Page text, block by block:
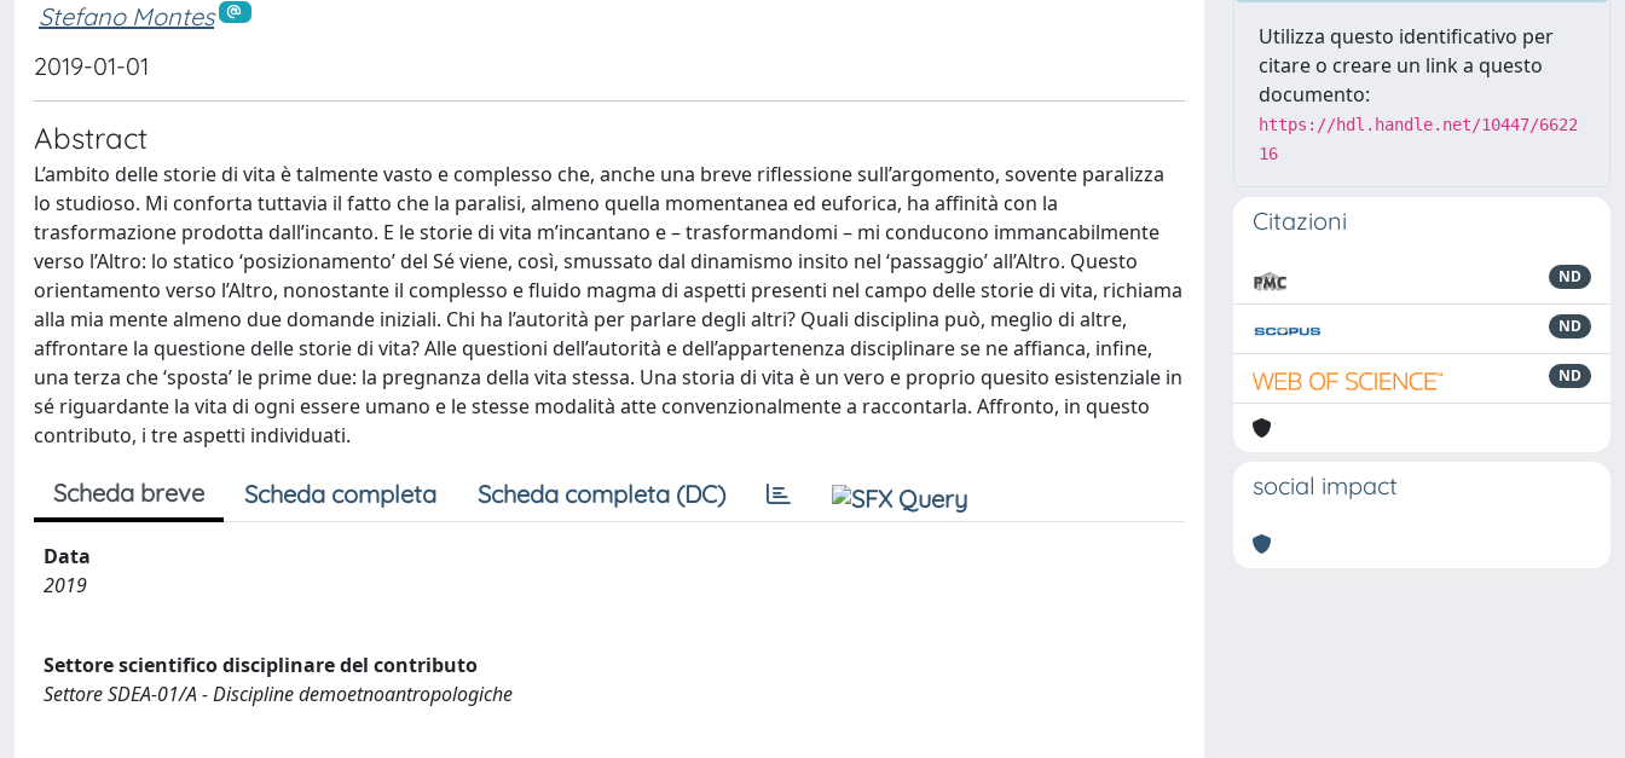
Stefano Montes
2019-01-01
Abstract
L’ambito delle storie di vita è talmente vasto e complesso che, anche una breve riflessione sull’argomento, sovente paralizza
lo studioso. Mi conforta tuttavia il fatto che la paralisi, almeno quella momentanea ed euforica, ha affinità con la
trasformazione prodotta dall’incanto. E le storie di vita m’incantano e – trasformandomi – mi conducono immancabilmente
verso l’Altro: lo statico ‘posizionamento’ del Sé viene, così, smussato dal dinamismo insito nel ‘passaggio’ all’Altro. Questo
orientamento verso l’Altro, nonostante il complesso e fluido magma di aspetti presenti nel campo delle storie di vita, richiama
alla mia mente almeno due domande iniziali. Chi ha l’autorità per parlare degli altri? Quali disciplina può, meglio di altre,
affrontare la questione delle storie di vita? Alle questioni dell’autorità e dell’appartenenza disciplinare se ne affianca, infine,
una terza che ‘sposta’ le prime due: la pregnanza della vita stessa. Una storia di vita è un vero e proprio quesito esistenziale in
sé riguardante la vita di ogni essere umano e le stesse modalità atte convenzionalmente a raccontarla. Affronto, in questo
contributo, i tre aspetti individuati.
Scheda breve Scheda completa Scheda completa (DC)
Data
2019
Settore scientifico disciplinare del contributo
Settore SDEA-01/A - Discipline demoetnoantropologiche
Utilizza questo identificativo per
citare o creare un link a questo
documento:
https://hdl.handle.net/10447/6622
16
Citazioni
ND
ND
ND
social impact